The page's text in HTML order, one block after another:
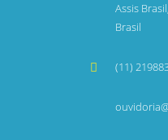
Assis
Brasil
(11)